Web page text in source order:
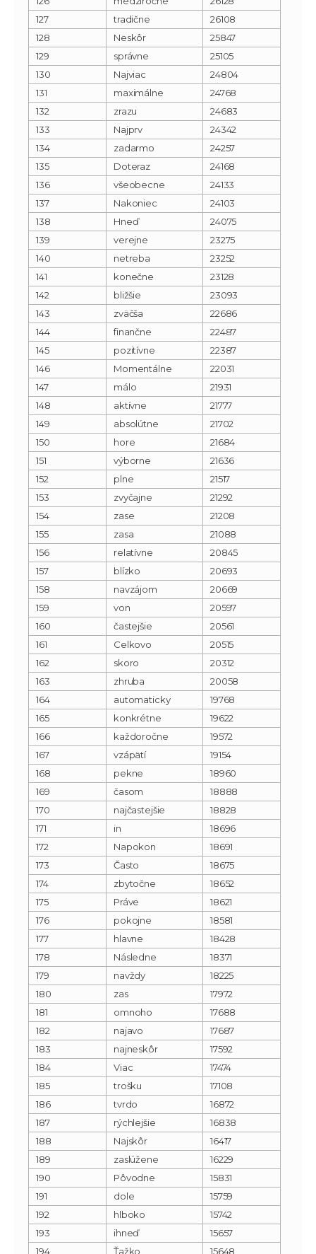
127
tradične
26108
128
Neskôr
25847
129
správne
25105
130
Najviac
24804
131
maximálne
24768
132
zrazu
24683
133
Najprv
24342
134
zadarmo
24257
135
Doteraz
24168
136
všeobecne
24133
137
Nakoniec
24103
138
Hneď
24075
139
verejne
23275
140
netreba
23252
141
konečne
23128
142
bližšie
23093
143
zväčša
22686
144
finančne
22487
145
pozitívne
22387
146
Momentálne
22031
147
málo
21931
148
aktívne
21777
149
absolútne
21702
150
hore
21684
151
výborne
21636
152
plne
21517
153
zvyčajne
21292
154
zase
21208
155
zasa
21088
156
relatívne
20845
157
blízko
20693
158
navzájom
20669
159
von
20597
160
častejšie
20561
161
Celkovo
20515
162
skoro
20312
163
zhruba
20058
164
automaticky
19768
165
konkrétne
19622
166
každoročne
19572
167
vzápätí
19154
168
pekne
18960
169
časom
18888
170
najčastejšie
18828
171
in
18696
172
Napokon
18691
173
Často
18675
174
zbytočne
18652
175
Práve
18621
176
pokojne
18581
177
hlavne
18428
178
Následne
18371
179
navždy
18225
180
zas
17972
181
omnoho
17688
182
najavo
17687
183
najneskôr
17592
184
Viac
17474
185
trošku
17108
186
tvrdo
16872
187
rýchlejšie
16838
188
Najskôr
16417
189
zaslúžene
16229
190
Pôvodne
15831
191
dole
15759
192
hlboko
15742
193
ihneď
15657
194
Ťažko 15648